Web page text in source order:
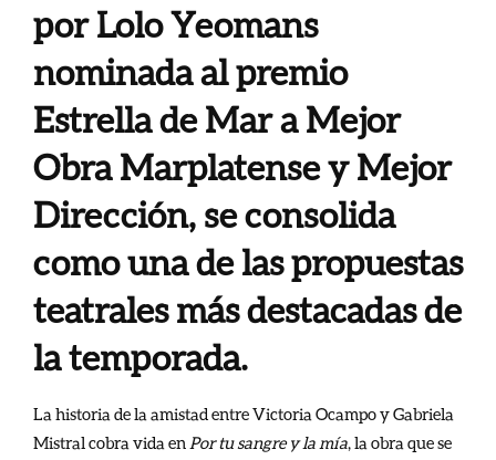
por Lolo Yeomans
nominada al premio
Estrella de Mar a Mejor
Obra Marplatense y Mejor
Dirección, se consolida
como una de las propuestas
teatrales más destacadas de
la temporada.
La historia de la amistad entre Victoria Ocampo y Gabriela
Mistral cobra vida en Por tu sangre y la mía, la obra que se